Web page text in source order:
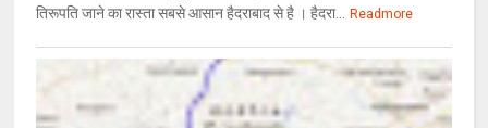
तिरूपति जाने का रास्ता सबसे आसान हैदराबाद से है । हैदरा...
Readmore